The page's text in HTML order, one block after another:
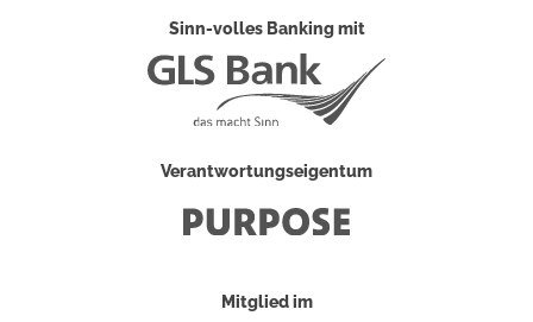
Sinn-volles Banking mit
Verantwortungseigentum
Mitglied im